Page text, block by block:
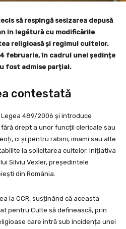
să respingă sesizarea depusă
în legătură cu modificările
religioasă și regimul cultelor.
februarie, în cadrul unei ședințe
fost admise parțial.
contestată
489/2006 și introduce
drept a unor funcții clericale sau
ci și pentru rabini, imami sau alte
la solicitarea cultelor. Inițiativa
Silviu Vexler, președintele
din România.
la CCR, susținând că aceasta
pentru Culte să definească, prin
care intră sub incidența unei